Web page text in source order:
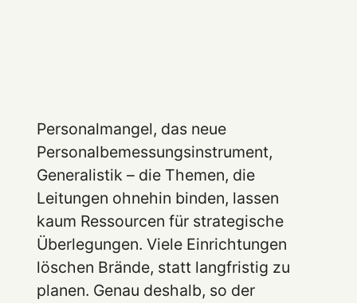
Personalmangel, das neue
Personalbemessungsinstrument,
Generalistik – die Themen, die
Leitungen ohnehin binden, lassen
kaum Ressourcen für strategische
Überlegungen. Viele Einrichtungen
löschen Brände, statt langfristig zu
planen. Genau deshalb, so der